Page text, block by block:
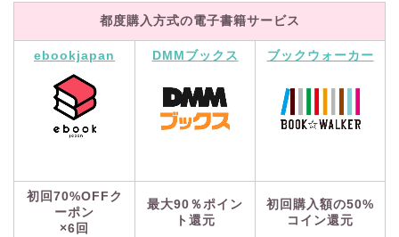
都度購入方式の電子書籍サービス
ebookjapan DMMブックス ブックウォーカー
初回70%OFFク
ーポン
×6回
最大90％ポイン
ト還元
初回購入額の50%
コイン還元